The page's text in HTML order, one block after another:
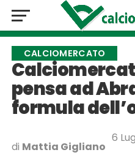
CALCIOMERCATO
pensa ad
formula
di Mattia Gigliano
6